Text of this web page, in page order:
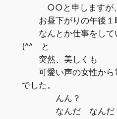
○○と申しますが、
お昼下がりの午後１
なんとか仕事をして
(^^ゞと
突然、美しくも
可愛い声の女性から
でした。
んん？
なんだ なんだ